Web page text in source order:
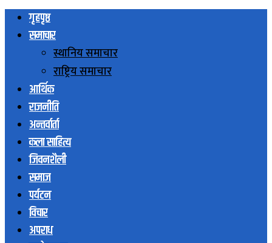
गृहपृष्ठ
समाचार
स्थानिय समाचार
राष्ट्रिय समाचार
आर्थिक
राजनीति
अन्तर्वार्ता
कला साहित्य
जिवनशैली
समाज
पर्यटन
विचार
अपराध